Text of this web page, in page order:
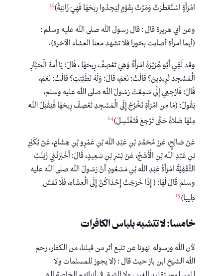
امْرَأَةٍ ‌اسْتَعْطَرَتْ وَمَرَّتْ بِقَوْمٍ لِيَجِدُوا رِيحَهَا فَهِيَ زَانِيَةٌ)13
وعن أبي هريرة قال : قال رسول الله صلى الله عليه وسلم :
(أيما امرأة أصابت بخورا فلا تشهد معنا العشاء الآخرة).
وقد لَقِيَ أَبُو هُرَيْرَةَ امْرَأَةً وَهِيَ ‌تَعْصِفُ ‌رِيحَهَا ، قَالَ: يَا أَمَةَ الْجَبَّارِ
الْمَسْجِدَ تُرِيدِينَ؟ قَالَتْ: نَعَمْ، قَالَ: وَلَهُ تَطَيَّبْتِ؟ قَالَتْ: نَعَمْ،
قَالَ: فَارْجِعِي إِنِّي سَمِعْتُ رَسُولَ اللَّهِ صلى الله عليه وسلم،
يَقُولُ: ‌‌(مَا مِنِ امْرَأَةٍ تَخْرُجُ إِلَى الْمَسْجِدِ ‌تَعْصِفُ ‌رِيحَهَا فَيَقْبَلُ اللَّهُ
مِنْهَا صَلاةً حَتَّى تَرْجِعَ فَتَغْتَسِلَ)14
عَنْ صَالِحٍ، عَنْ مُحَمَّدِ بْنِ عَبْدِ اللهِ بْنِ عَمْرِو بْنِ هِشَامٍ، عَنْ بُكَيْرِ
بْنِ عَبْدِ اللهِ بْنِ الْأَشَجِّ، عَنْ بُسْرِ بْنِ سَعِيدٍ، قَالَ: أَخْبَرَتْنِي زَيْنَبُ
الثَّقَفِيَّةُ امْرَأَةُ عَبْدِ اللهِ بْنِ مَسْعُودٍ أَنَّ رَسُولَ اللهِ صلى الله عليه
وسلم قَالَ لَهَا: ( إِذَا خَرَجَتْ إِحْدَاكُنَّ إِلَى الْعِشَاءِ، فَلَا تَمَسَّ
طِيبا)15
خامسا: لا تتشبه بلباس الكافرات
لأن الله ورسوله نهونا عن تتبع أثر من قبلنا، من الكفار، رحم
الله الشيخ ابن باز حيث قال : (لا يجوز للمسلمات ولا